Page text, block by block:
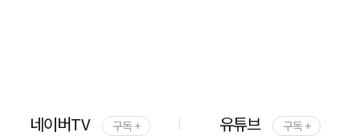
네이버TV 구독 + 유튜브 구독 +